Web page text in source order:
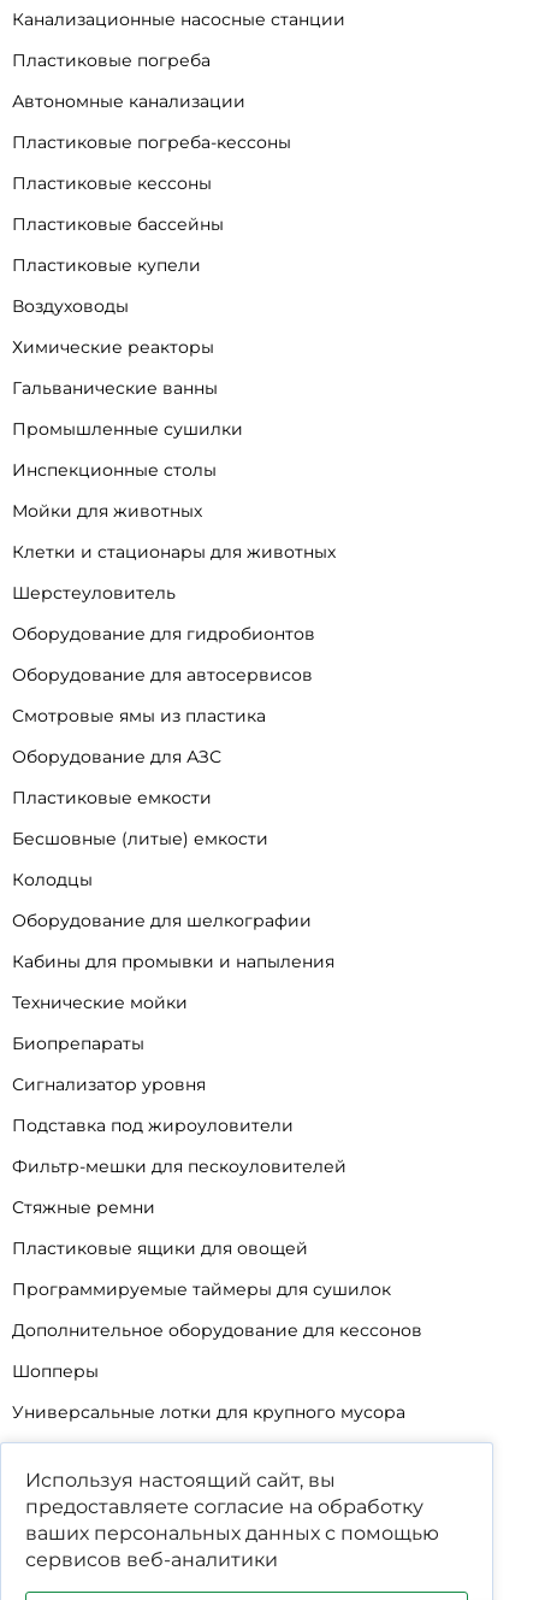
Канализационные насосные станции
Пластиковые погреба
Автономные канализации
Пластиковые погреба-кессоны
Пластиковые кессоны
Пластиковые бассейны
Пластиковые купели
Воздуховоды
Химические реакторы
Гальванические ванны
Промышленные сушилки
Инспекционные столы
Мойки для животных
Клетки и стационары для животных
Шерстеуловитель
Оборудование для гидробионтов
Оборудование для автосервисов
Смотровые ямы из пластика
Оборудование для АЗС
Пластиковые емкости
Бесшовные (литые) емкости
Колодцы
Оборудование для шелкографии
Кабины для промывки и напыления
Технические мойки
Биопрепараты
Сигнализатор уровня
Подставка под жироуловители
Фильтр-мешки для пескоуловителей
Стяжные ремни
Пластиковые ящики для овощей
Программируемые таймеры для сушилок
Дополнительное оборудование для кессонов
Шопперы
Универсальные лотки для крупного мусора
Уцененные товары
Используя настоящий сайт, вы
предоставляете согласие на обработку
ваших персональных данных с помощью
сервисов веб-аналитики